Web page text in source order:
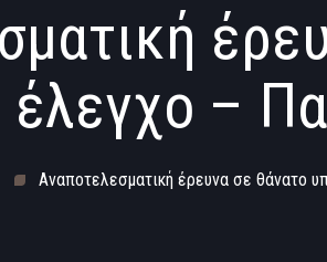
έλεγχο –
Αναποτελεσματική έρευνα σε θάνατο